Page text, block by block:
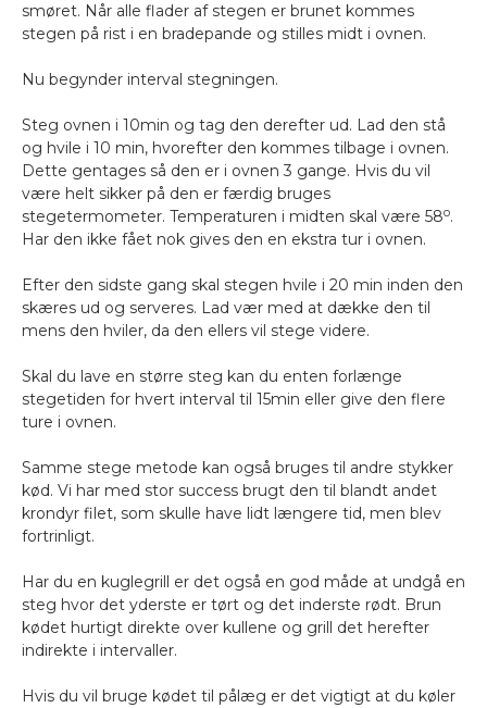
smøret. Når alle flader af stegen er brunet kommes
stegen på rist i en bradepande og stilles midt i ovnen.
Nu begynder interval stegningen.
Steg ovnen i 10min og tag den derefter ud. Lad den stå
og hvile i 10 min, hvorefter den kommes tilbage i ovnen.
Dette gentages så den er i ovnen 3 gange. Hvis du vil
være helt sikker på den er færdig bruges
stegetermometer. Temperaturen i midten skal være 58o.
Har den ikke fået nok gives den en ekstra tur i ovnen.
Efter den sidste gang skal stegen hvile i 20 min inden den
skæres ud og serveres. Lad vær med at dække den til
mens den hviler, da den ellers vil stege videre.
Skal du lave en større steg kan du enten forlænge
stegetiden for hvert interval til 15min eller give den flere
ture i ovnen.
Samme stege metode kan også bruges til andre stykker
kød. Vi har med stor success brugt den til blandt andet
krondyr filet, som skulle have lidt længere tid, men blev
fortrinligt.
Har du en kuglegrill er det også en god måde at undgå en
steg hvor det yderste er tørt og det inderste rødt. Brun
kødet hurtigt direkte over kullene og grill det herefter
indirekte i intervaller.
Hvis du vil bruge kødet til pålæg er det vigtigt at du køler